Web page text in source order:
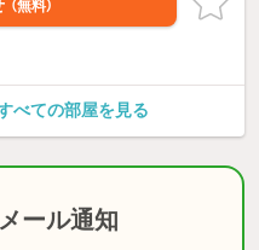
（無料）
べての部屋を見る
ール通知